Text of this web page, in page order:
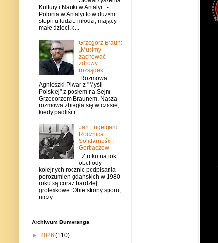
Kultury i Nauki w Antalyi -
Polonia w Antalyi to w dużym
stopniu ludzie młodzi, mający
małe dzieci, c...
Grzegorz Braun:
„Musimy
zachować
zdrowy
rozsądek”
Rozmowa
Agnieszki Piwar z "Myśli
Polskiej" z posłem na Sejm
Grzegorzem Braunem. Nasza
rozmowa zbiegła się w czasie,
kiedy padliśm...
Jan Engelgard:
Rocznica
Solidarności i
Gorbaczow
Z roku na rok
obchody
kolejnych rocznic podpisania
porozumień gdańskich w 1980
roku są coraz bardziej
groteskowe. Obie strony sporu,
niczy...
Archiwum Bumeranga
► 2026 (110)